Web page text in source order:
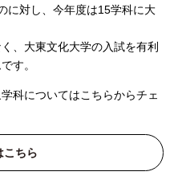
に対し、今年度は15学科に大
、大東文化大学の入試を有利
す。
科についてはこちらからチェ
こちら